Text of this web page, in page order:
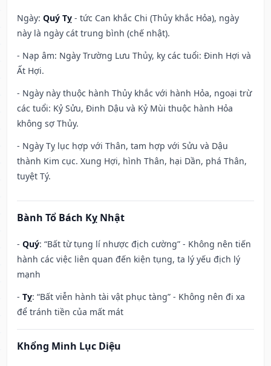
Ngày: Quý Tỵ - tức Can khắc Chi (Thủy khắc Hỏa), ngày
này là ngày cát trung bình (chế nhật).
- Nạp âm: Ngày Trường Lưu Thủy, kỵ các tuổi: Đinh Hợi và
Ất Hợi.
- Ngày này thuộc hành Thủy khắc với hành Hỏa, ngoại trừ
các tuổi: Kỷ Sửu, Đinh Dậu và Kỷ Mùi thuộc hành Hỏa
không sợ Thủy.
- Ngày Tỵ lục hợp với Thân, tam hợp với Sửu và Dậu
thành Kim cục. Xung Hợi, hình Thân, hại Dần, phá Thân,
tuyệt Tý.
Bành Tổ Bách Kỵ Nhật
- Quý: “Bất từ tụng lí nhược địch cường” - Không nên tiến
hành các việc liên quan đến kiện tụng, ta lý yếu địch lý
mạnh
- Tỵ: “Bất viễn hành tài vật phục tàng” - Không nên đi xa
để tránh tiền của mất mát
Khổng Minh Lục Diệu